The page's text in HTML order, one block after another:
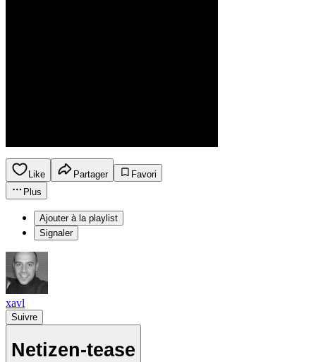
Like Partager
Favori
Plus
Ajouter à la playlist
Signaler
xavl
Suivre
Netizen-tease